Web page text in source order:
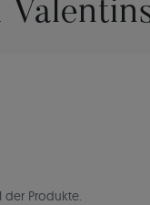
der Produkte.